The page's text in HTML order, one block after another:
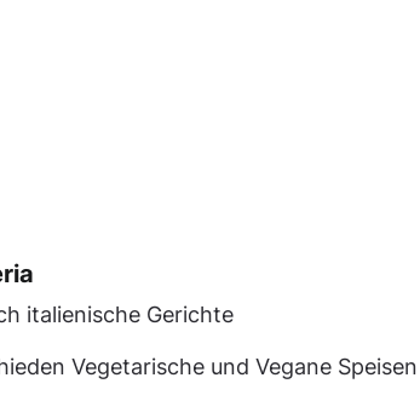
italienische Gerichte
Vegetarische und Vegane Speisen